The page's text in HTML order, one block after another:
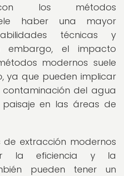
los métodos
haber una mayor
técnicas y
embargo, el impacto
modernos suele
ya que pueden implicar
del agua
en las áreas de
de extracción modernos
la eficiencia y la
pueden tener un